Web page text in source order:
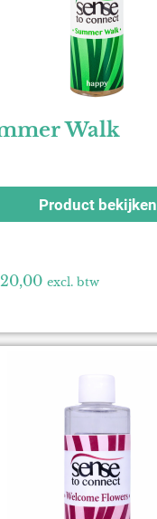
Walk
excl. btw
Product bekijken